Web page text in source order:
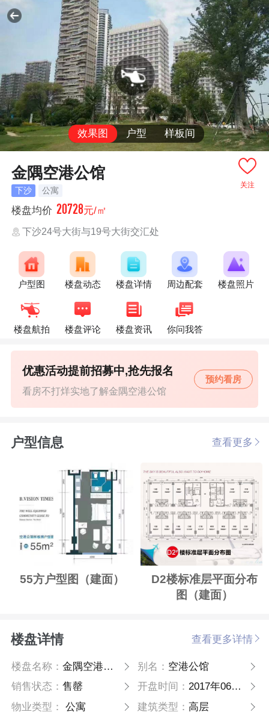
效果图 户型 样板间
关注
金隅空港公馆
下沙 公寓
楼盘均价 20728元/㎡
下沙24号大街与19号大街交汇处
户型图 楼盘动态 楼盘详情 周边配套 楼盘照片
楼盘航拍 楼盘评论 楼盘资讯 你问我答
看房不打烊实地了解金隅空港公馆
优惠活动提前招募中,抢先报名
预约看房
户型信息 查看更多
55方户型图（建面）
D2楼标准层平面分布
图（建面）
楼盘详情 查看更多详情
楼盘名称：金隅空港公馆 别名： 空港公馆
销售状态：售罄 开盘时间： 2017年06月09日
物业类型：
公寓 建筑类型： 高层